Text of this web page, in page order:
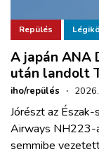
Repülés
A japán ANA
után landolt
iho/repülés ·
Jórészt az
Airways NH223-
semmibe